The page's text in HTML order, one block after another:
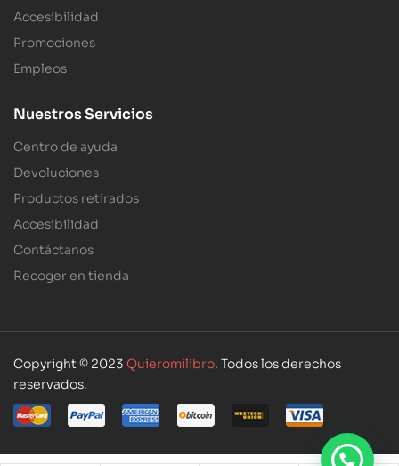
Accesibilidad
Promociones
Empleos
Nuestros Servicios
Centro de ayuda
Devoluciones
Productos retirados
Accesibilidad
Contáctanos
Recoger en tienda
Copyright © 2023 Quieromilibro. Todos los derechos
reservados.